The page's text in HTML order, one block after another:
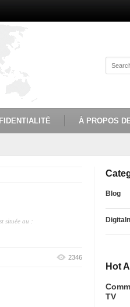
À PROPOS
située au :
2346
Blog
Hot
TV